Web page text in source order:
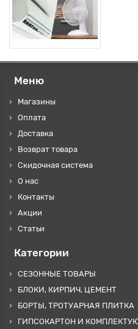
Меню
Магазины
Оплата
Доставка
Возврат товара
Скидочная система
О нас
Контакты
Акции
Статьи
Категории
СЕЗОННЫЕ ТОВАРЫ
БЛОКИ, КИРПИЧ, ЦЕМЕНТ
БОРТЫ, ТРОТУАРНАЯ ПЛИТКА
ГИПСОКАРТОН И